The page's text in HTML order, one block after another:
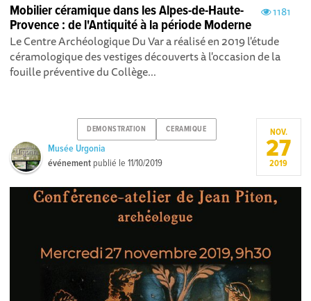
1181
Mobilier céramique dans les Alpes-de-Haute-
Provence : de l'Antiquité à la période Moderne
Le Centre Archéologique Du Var a réalisé en 2019 l'étude
céramologique des vestiges découverts à l'occasion de la
fouille préventive du Collège...
DEMONSTRATION CERAMIQUE
Musée Urgonia
événement publié le11/10/2019
NOV.
27
2019